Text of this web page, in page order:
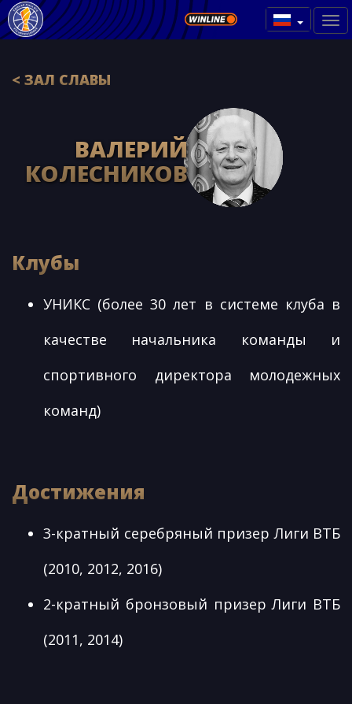
< ЗАЛ СЛАВЫ
ВАЛЕРИЙ
КОЛЕСНИКОВ
Клубы
УНИКС (более 30 лет в системе клуба в
качестве начальника команды и
спортивного директора молодежных
команд)
Достижения
3-кратный серебряный призер Лиги ВТБ
(2010, 2012, 2016)
2-кратный бронзовый призер Лиги ВТБ
(2011, 2014)